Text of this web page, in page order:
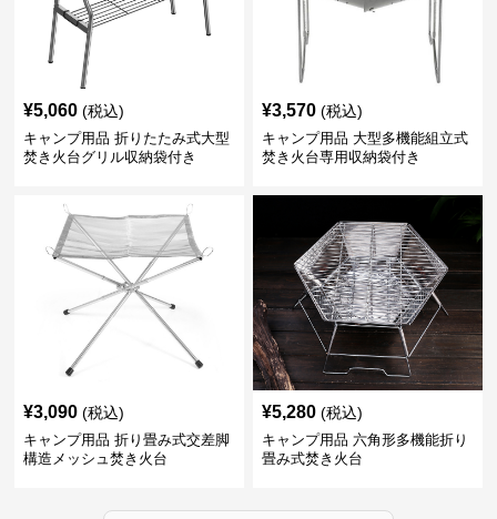
¥5,060 (税込)
キャンプ用品 折りたたみ式大型
焚き火台グリル収納袋付き
¥3,570 (税込)
キャンプ用品 大型多機能組立式
焚き火台専用収納袋付き
¥3,090 (税込)
キャンプ用品 折り畳み式交差脚
構造メッシュ焚き火台
¥5,280 (税込)
キャンプ用品 六角形多機能折り
畳み式焚き火台